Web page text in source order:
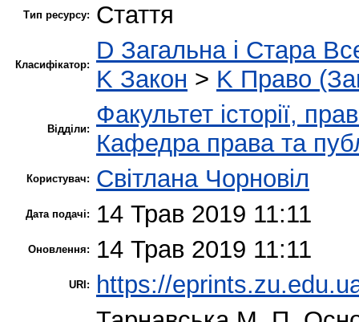
Тип ресурсу: Стаття
Класифікатор:
D Загальна і Стара
K Закон > K Право
Відділи:
Факультет історії,
Кафедра права та
Користувач: Світлана Чорновіл
Дата подачі: 14 Трав 2019 11:11
Оновлення: 14 Трав 2019 11:11
URI: https://